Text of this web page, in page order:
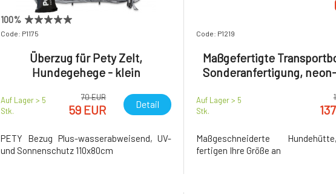
100%
Code: P1175
Überzug für Pety Zelt,
Hundegehege - klein
Auf Lager > 5
Stk.
70 EUR
59 EUR Detail
PETY Bezug Plus-wasserabweisend, UV-
und Sonnenschutz 110x80cm
Code: P1219
Maßgefertigte
Sonderanfertigung,
Auf Lager > 5
Stk.
Maßgeschneiderte
fertigen Ihre Größe an